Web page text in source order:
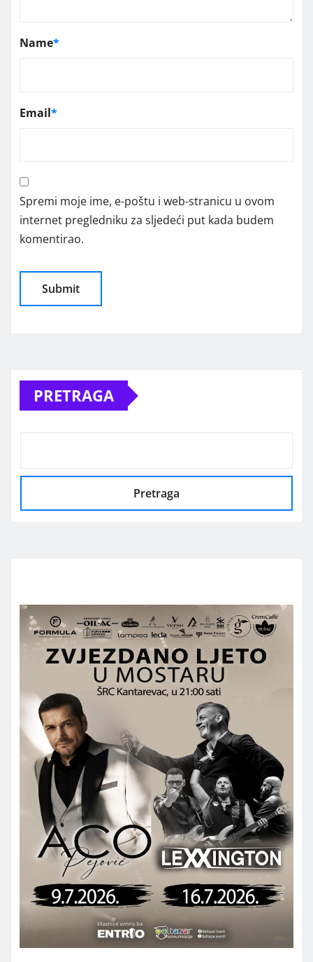
Name*
Email*
Spremi moje ime, e-poštu i web-stranicu u ovom
internet pregledniku za sljedeći put kada budem
komentirao.
PRETRAGA
Pretraga